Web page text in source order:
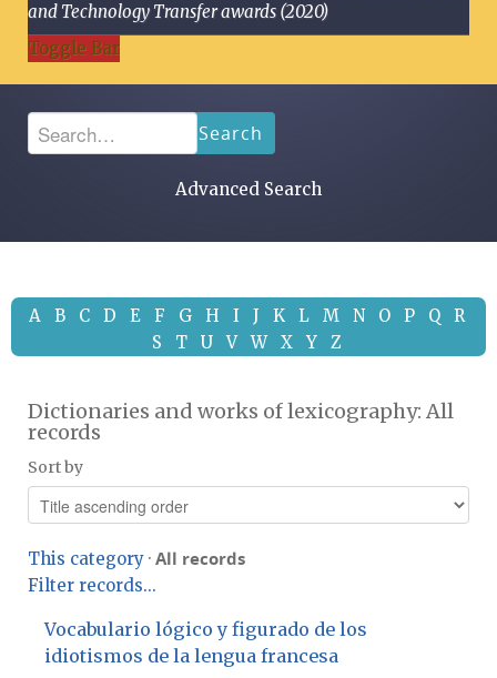
and Technology Transfer awards (2020)
Toggle Bar
Search
Advanced Search
A B C D E F G H I J K L M N O P Q
R
S
T U V W X Y Z
Dictionaries and works of lexicography: All
records
Sort by
This category · All records
Filter records...
Vocabulario lógico y figurado de los
idiotismos de la lengua francesa